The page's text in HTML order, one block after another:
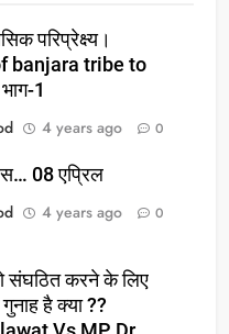
परिप्रेक्ष्य।
banjara tribe to
1
4 years ago 0
08 एप्रिल
4 years ago 0
संघठित करने के लिए
है क्या ??